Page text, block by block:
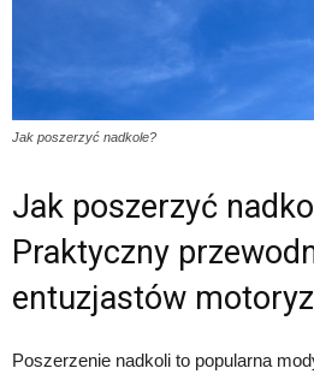
Jak poszerzyć nadkole?
Jak poszerzyć
Praktyczny
entuzjastów
Poszerzenie nadkoli to popularna